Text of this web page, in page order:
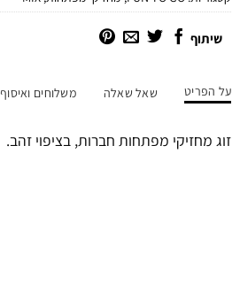
שיתוף
על הפריט שאל שאלה משלוחים ואיסוף
זוג מחזיקי מפתחות חברות, בציפוי זהב.